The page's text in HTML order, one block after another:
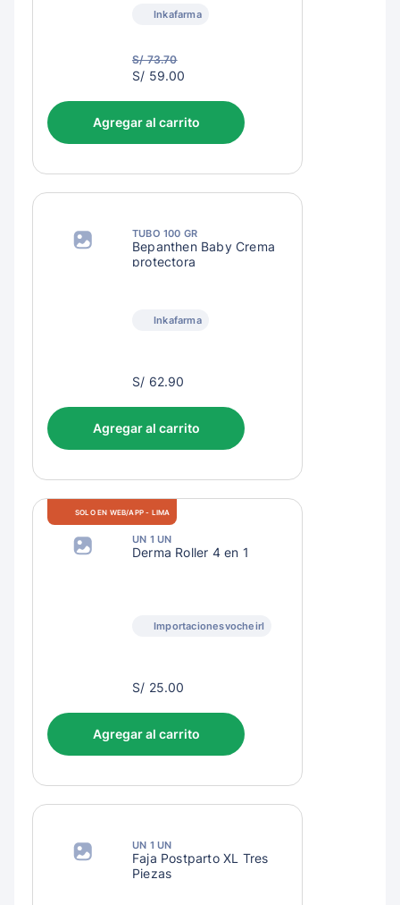
Inkafarma
S/ 73.70
S/
S/ 59.00
Agregar al carrito
TUBO 100 GR
Bepanthen Baby Crema
protectora
Inkafarma
S/
S/ 62.90
Agregar al carrito
SOLO EN WEB/APP - LIMA
UN 1 UN
Derma Roller 4 en 1
Importacionesvocheirl
S/
S/ 25.00
Agregar al carrito
UN 1 UN
Faja Postparto XL Tres
Piezas